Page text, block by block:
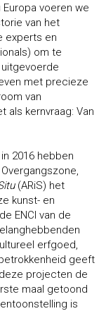
voeren we
van het
experts en
om te
met precieze
van
als kernvraag: Van
2016 hebben
(ARiS) het
kunst- en
ENCI van de
erfgoed,
geeft
projecten de
maal getoond
is